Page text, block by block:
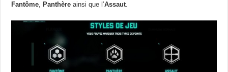
Fantôme, Panthère ainsi que l’Assaut.